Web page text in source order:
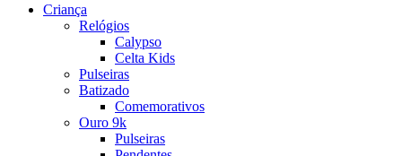
Criança
Relógios
Calypso
Celta Kids
Pulseiras
Batizado
Comemorativos
Ouro 9k
Pulseiras